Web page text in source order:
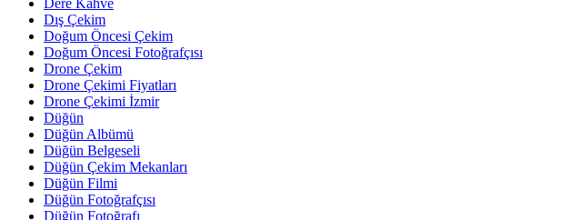
Dış Çekim
Doğum Öncesi Çekim
Doğum Öncesi Fotoğrafçısı
Drone Çekim
Drone Çekimi Fiyatları
Drone Çekimi İzmir
Düğün
Düğün Albümü
Düğün Belgeseli
Düğün Çekim Mekanları
Düğün Filmi
Düğün Fotoğrafçısı
Düğün Fotoğrafı